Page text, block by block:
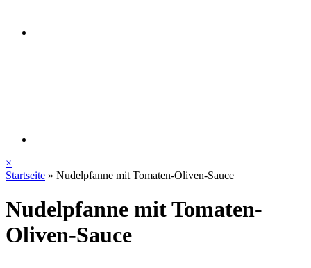
×
Startseite » Nudelpfanne mit Tomaten-Oliven-Sauce
Nudelpfanne mit Tomaten-
Oliven-Sauce